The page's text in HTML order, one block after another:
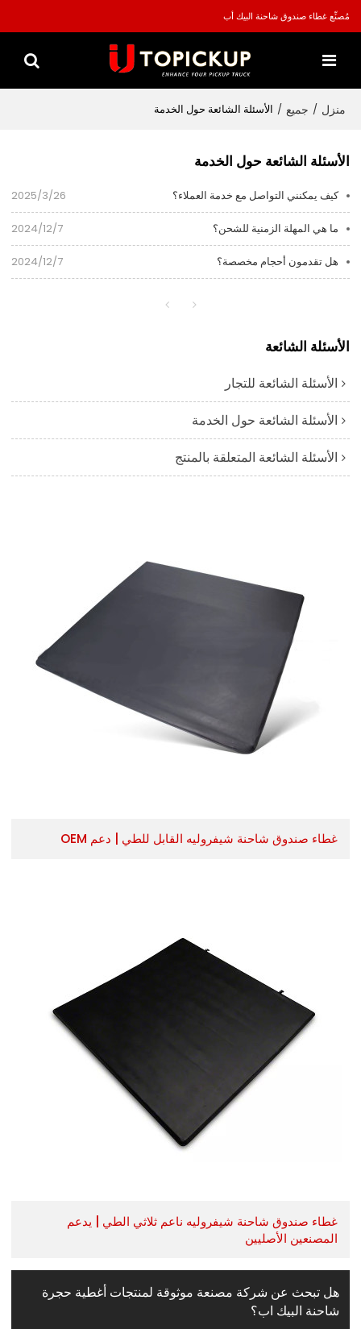
مُصنِّع غطاء صندوق شاحنة البيك أب
منزل / جميع / الأسئلة الشائعة حول الخدمة
الأسئلة الشائعة حول الخدمة
كيف يمكنني التواصل مع خدمة العملاء؟ 2025/3/26
ما هي المهلة الزمنية للشحن؟ 2024/12/7
هل تقدمون أحجام مخصصة؟ 2024/12/7
الأسئلة الشائعة
الأسئلة الشائعة للتجار
الأسئلة الشائعة حول الخدمة
الأسئلة الشائعة المتعلقة بالمنتج
غطاء صندوق شاحنة شيفروليه القابل للطي | دعم OEM
غطاء صندوق شاحنة شيفروليه ناعم ثلاثي الطي | يدعم
المصنعين الأصليين
هل تبحث عن شركة مصنعة موثوقة لمنتجات أغطية حجرة
شاحنة البيك اب؟